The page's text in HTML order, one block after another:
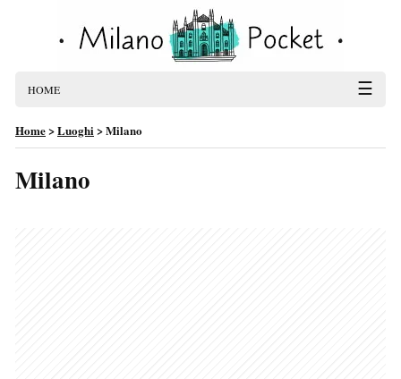
HOME ☰
Home>Luoghi>Milano
Milano